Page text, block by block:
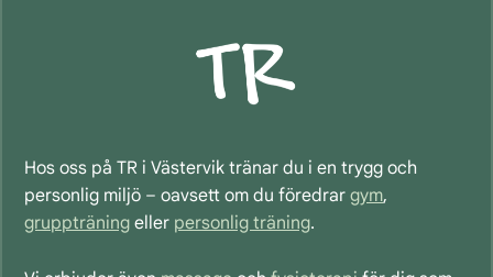
Hos oss på TR i Västervik tränar du i en trygg och
personlig miljö – oavsett om du föredrar gym,
gruppträning eller personlig träning.